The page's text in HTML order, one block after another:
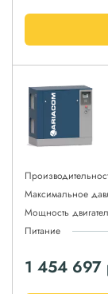
Максимальное
Мощность
Питание
1 454 697